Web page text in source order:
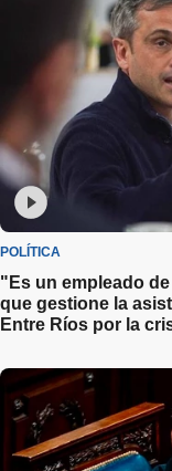
POLÍTICA
"Es un empleado
que gestione la
Entre Ríos por la